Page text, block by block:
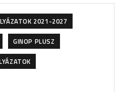
2021-2027
GINOP PLUSZ